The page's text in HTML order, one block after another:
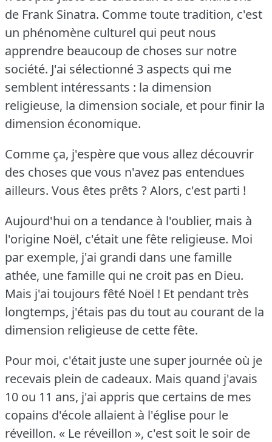
de Frank Sinatra. Comme toute tradition, c'est
un phénomène culturel qui peut nous
apprendre beaucoup de choses sur notre
société. J'ai sélectionné 3 aspects qui me
semblent intéressants : la dimension
religieuse, la dimension sociale, et pour finir la
dimension économique.
Comme ça, j'espère que vous allez découvrir
des choses que vous n'avez pas entendues
ailleurs. Vous êtes prêts ?Alors, c'est parti !
Aujourd'hui on a tendance à l'oublier, mais à
l'origine Noël, c'était une fête religieuse. Moi
par exemple, j'ai grandi dans une famille
athée, une famille qui ne croit pas en Dieu.
Mais j'ai toujours fêté Noël ! Et pendant très
longtemps, j'étais pas du tout au courant de la
dimension religieuse de cette fête.
Pour moi, c'était juste une super journée où je
recevais plein de cadeaux. Mais quand j'avais
10 ou 11 ans, j'ai appris que certains de mes
copains d'école allaient à l'église pour le
réveillon. « Le réveillon », c'est soit le soir de